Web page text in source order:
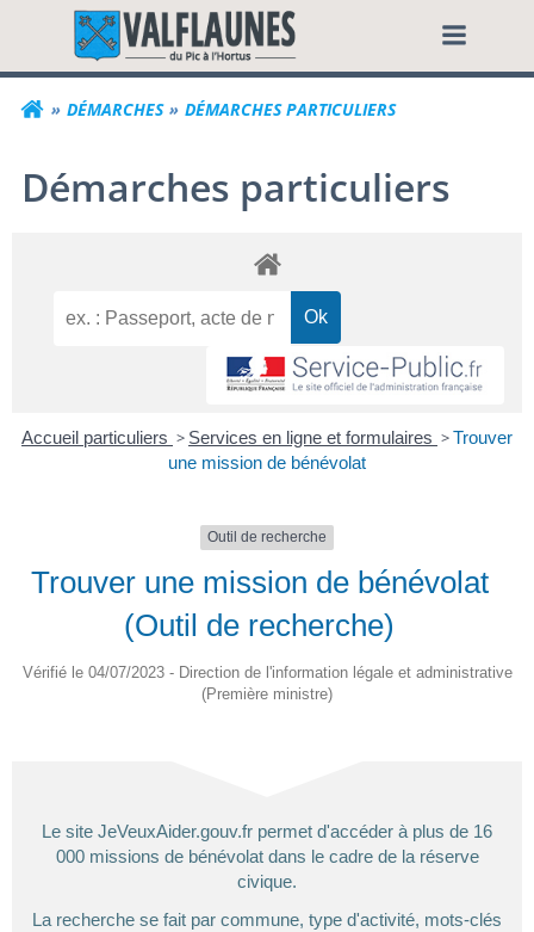
contenuCommune de
DÉMARCHES DÉMARCHES PARTICULIERS
Démarches particuliers
Accueil particuliers > Services en ligne et formulaires >Trouver
une mission de bénévolat
Outil de recherche
Trouver une mission de bénévolat
(Outil de recherche)
Vérifié le 04/07/2023 - Direction de l'information légale et administrative
(Première ministre)
Le site JeVeuxAider.gouv.fr permet d'accéder à plus de 16
000 missions de bénévolat dans le cadre de la réserve
civique.
La recherche se fait par commune, type d'activité, mots-clés